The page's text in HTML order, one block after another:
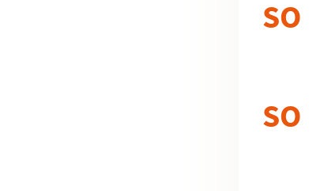
SO
SO